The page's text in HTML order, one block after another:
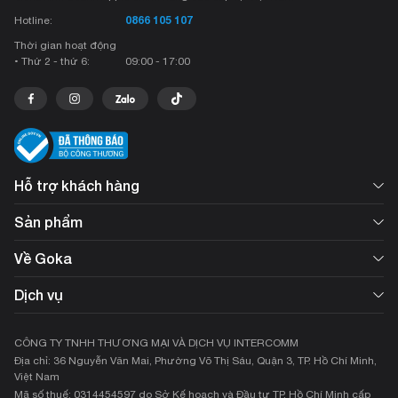
Nam thì MacBook Air 15 inch M2 sẽ có giá từ 32.999.000đ.
Hotline:
0866 105 107
Thời gian hoạt động
• Thứ 2 - thứ 6:
09:00 - 17:00
Hỗ trợ khách hàng
Sản phẩm
Về Goka
Dịch vụ
CÔNG TY TNHH THƯƠNG MẠI VÀ DỊCH VỤ INTERCOMM
Địa chỉ: 36 Nguyễn Văn Mai, Phường Võ Thị Sáu, Quận 3, TP. Hồ Chí Minh,
Việt Nam
Mã số thuế: 0314454597 do Sở Kế hoạch và Đầu tư TP. Hồ Chí Minh cấp